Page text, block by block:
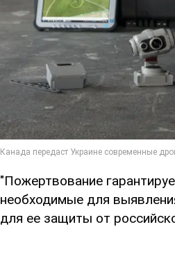
"Пожертвование
необходимые для
для ее защиты от